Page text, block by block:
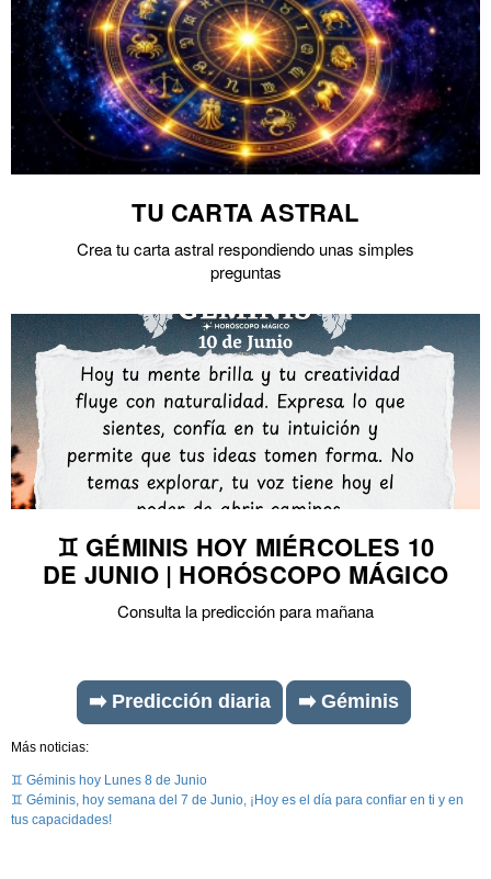
TU CARTA ASTRAL
Crea tu carta astral respondiendo unas simples
preguntas
♊ GÉMINIS HOY MIÉRCOLES 10
DE JUNIO | HORÓSCOPO MÁGICO
Consulta la predicción para mañana
➡️ Predicción diaria ➡️ Géminis
Más noticias:
♊ Géminis hoy Lunes 8 de Junio
♊ Géminis, hoy semana del 7 de Junio, ¡Hoy es el día para confiar en ti y en
tus capacidades!